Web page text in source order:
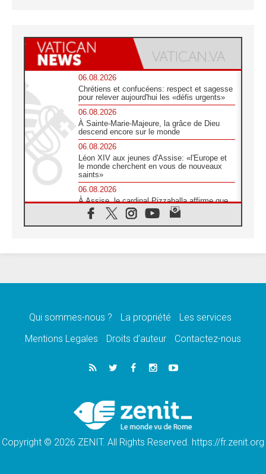
06.08.2026
Chrétiens et confucéens: respect et sagesse
pour relever aujourd'hui les «défis urgents»
06.08.2026
À Sainte-Marie-Majeure, la grâce de Dieu
descend encore sur le monde
06.08.2026
Léon XIV aux jeunes d'Assise: «l'Europe et
le monde cherchent en vous de nouveaux
saints»
06.08.2026
À Assise, le cardinal Pizzaballa affirme que
«les chrétiens veulent la paix»
06.08.2026
message de paix et de dignité humaine»
«La visite du Pape en Uruguay renforcera
05.08.2026
Le nonce en Ukraine: «Il est inquiétant
Léon XIV au Pérou, une lueur d'espoir pour
un peuple en quête de paix
Qui sommes-nous ? La propriété
Les services
Mentions Legales
Droits d’auteur Contactez-nous
Copyright © 2026 ZENIT. All Rights Reserved. https://fr.zenit.org